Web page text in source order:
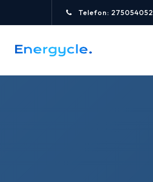
Telefon: 275054052